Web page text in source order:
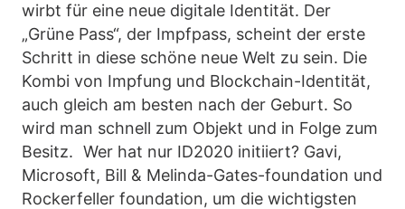
wirbt für eine neue digitale Identität. Der
„Grüne Pass“, der Impfpass, scheint der erste
Schritt in diese schöne neue Welt zu sein. Die
Kombi von Impfung und Blockchain-Identität,
auch gleich am besten nach der Geburt. So
wird man schnell zum Objekt und in Folge zum
Besitz. Wer hat nur ID2020 initiiert? Gavi,
Microsoft, Bill & Melinda-Gates-foundation und
Rockerfeller foundation, um die wichtigsten